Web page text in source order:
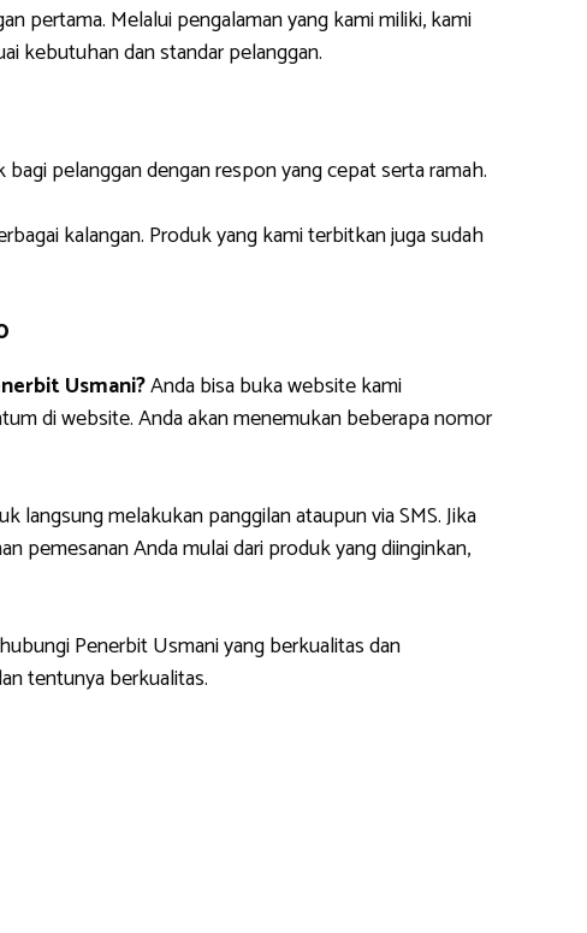
pertama. Melalui pengalaman yang kami miliki, kami
kebutuhan dan standar pelanggan.
pelanggan dengan respon yang cepat serta ramah.
kalangan. Produk yang kami terbitkan juga sudah
Usmani?Anda bisa buka website kami
di website. Anda akan menemukan beberapa nomor
melakukan panggilan ataupun via SMS. Jika
pemesanan Anda mulai dari produk yang diinginkan,
Penerbit Usmani yang berkualitas dan
tentunya berkualitas.